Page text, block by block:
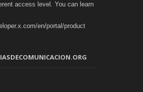
access level. You can learn
en/portal/product